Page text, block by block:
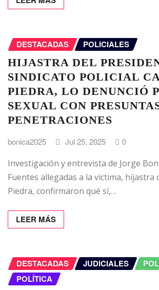
DESTACADAS POLICIALES
HIJASTRA DEL
SINDICATO POLICIAL
PIEDRA, LO DENUNCIÓ
SEXUAL CON
PENETRACIONES
bonica2025 Jul 25, 2025 0
Investigación y entrevista de Jorge
Fuentes allegadas a la víctima, hijastra
Piedra, confirmaron qué sí,…
LEER MÁS
DESTACADAS JUDICIALES
POLÍTICA